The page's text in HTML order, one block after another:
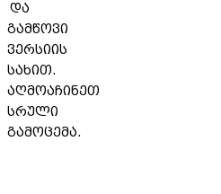
და
გამწოვი
ვერსიის
სახით.
აღმოაჩინეთ
სრული
გამოცემა.